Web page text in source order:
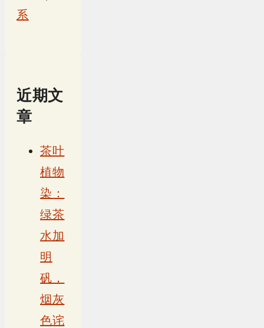
系
近期文
章
茶叶
植物
染：
绿茶
水加
明
矾，
烟灰
色诧